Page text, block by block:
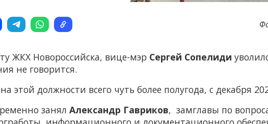
ЖКХ Новороссийска, вице-мэр Сергей Сопелиди
не говорится.
этой должности всего чуть более полугода, с декабря
занял Александр Гавриков, замглавы по